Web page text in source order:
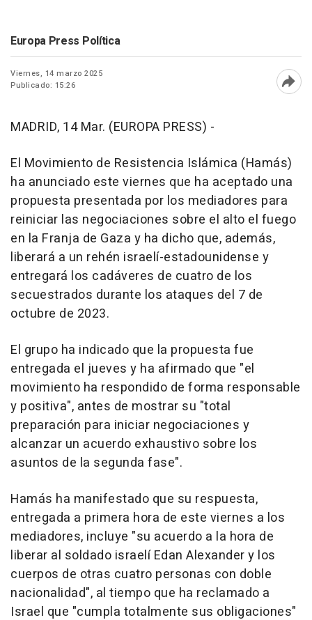
Europa Press Política
Viernes, 14 marzo 2025
Publicado: 15:26
MADRID, 14 Mar. (EUROPA PRESS) -
El Movimiento de Resistencia Islámica (Hamás)
ha anunciado este viernes que ha aceptado una
propuesta presentada por los mediadores para
reiniciar las negociaciones sobre el alto el fuego
en la Franja de Gaza y ha dicho que, además,
liberará a un rehén israelí-estadounidense y
entregará los cadáveres de cuatro de los
secuestrados durante los ataques del 7 de
octubre de 2023.
El grupo ha indicado que la propuesta fue
entregada el jueves y ha afirmado que "el
movimiento ha respondido de forma responsable
y positiva", antes de mostrar su "total
preparación para iniciar negociaciones y
alcanzar un acuerdo exhaustivo sobre los
asuntos de la segunda fase".
Hamás ha manifestado que su respuesta,
entregada a primera hora de este viernes a los
mediadores, incluye "su acuerdo a la hora de
liberar al soldado israelí Edan Alexander y los
cuerpos de otras cuatro personas con doble
nacionalidad", al tiempo que ha reclamado a
Israel que "cumpla totalmente sus obligaciones"